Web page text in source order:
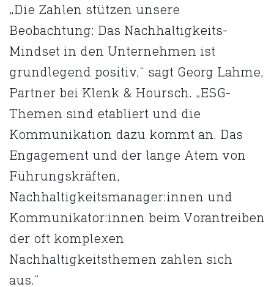
„Die Zahlen stützen unsere
Beobachtung: Das Nachhaltigkeits-
Mindset ​in den Unternehmen ist
grundlegend positiv,“ sagt Georg Lahme,
Partner bei Klenk & Hoursch. „ESG-
Themen sind etabliert und die
Kommunikation dazu kommt an.​ Das
Engagement und der lange Atem von
Führungskräften,
Nachhaltigkeitsmanager:innen und
Kommunikator:innen beim Vorantreiben
der oft komplexen
Nachhaltigkeitsthemen zahlen sich
aus.“